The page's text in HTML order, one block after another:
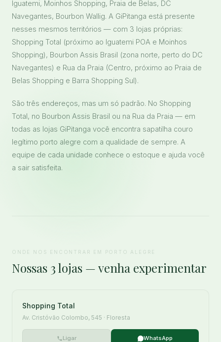
Iguatemi, Moinhos Shopping, Praia de Belas, DC
Navegantes, Bourbon Wallig. A GiPitanga está presente
nesses mesmos territórios — com 3 lojas próprias:
Shopping Total (próximo ao Iguatemi POA e Moinhos
Shopping), Bourbon Assis Brasil (zona norte, perto do DC
Navegantes) e Rua da Praia (Centro, próximo ao Praia de
Belas Shopping e Barra Shopping Sul).
São três endereços, mas um só padrão. No Shopping
Total, no Bourbon Assis Brasil ou na Rua da Praia — em
todas as lojas GiPitanga você encontra sapatilha couro
legítimo porto alegre com a qualidade de sempre. A
equipe de cada unidade conhece o estoque e ajuda você
a sair satisfeita.
ONDE NOS ENCONTRAR EM PORTO ALEGRE
Nossas 3 lojas — venha experimentar
Shopping Total
Av. Cristóvão Colombo, 545 · Floresta
Ligar WhatsApp